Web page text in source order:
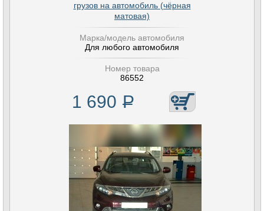
грузов на автомобиль (чёрная
матовая)
Марка/модель автомобиля
Для любого автомобиля
Номер товара
86552
1 690 Р